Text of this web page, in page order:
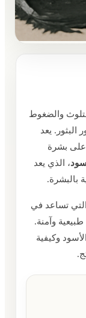
والضغوط
البثور. يعد
على بشرة
، الذي يعد
بالبشرة.
التي تساعد في
وآمنة.
وكيفية